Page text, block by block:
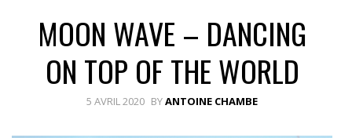
MOON WAVE – DANCING
ON TOP OF THE WORLD
5 AVRIL 2020 BYANTOINE CHAMBE